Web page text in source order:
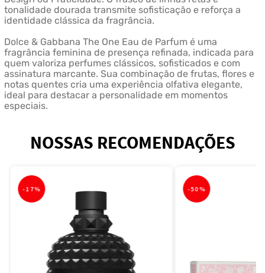
tonalidade dourada transmite sofisticação e reforça a
identidade clássica da fragrância.
Dolce & Gabbana The One Eau de Parfum é uma
fragrância feminina de presença refinada, indicada para
quem valoriza perfumes clássicos, sofisticados e com
assinatura marcante. Sua combinação de frutas, flores e
notas quentes cria uma experiência olfativa elegante,
ideal para destacar a personalidade em momentos
especiais.
NOSSAS RECOMENDAÇÕES
-17% -50%